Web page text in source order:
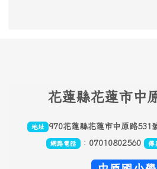
花蓮縣花蓮市中
地址 970花蓮縣花蓮市中原路531
網路電話 ： 07010802560 傳